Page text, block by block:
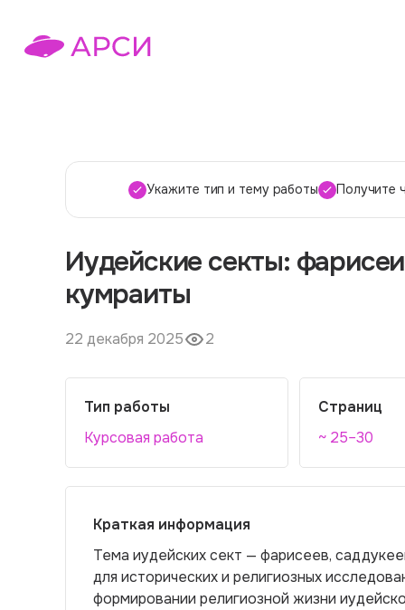
Укажите тип и тему работы Получите
Иудейские секты:
кумраиты
22 декабря 2025 2
Тип работы
Курсовая работа
Страниц
~ 25–30
Краткая информация
Тема иудейских сект — фарисеев,
для исторических и религиозных
формировании религиозной жизни